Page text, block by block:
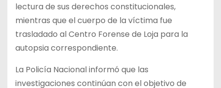
lectura de sus derechos constitucionales,
mientras que el cuerpo de la víctima fue
trasladado al Centro Forense de Loja para la
autopsia correspondiente.
La Policía Nacional informó que las
investigaciones continúan con el objetivo de